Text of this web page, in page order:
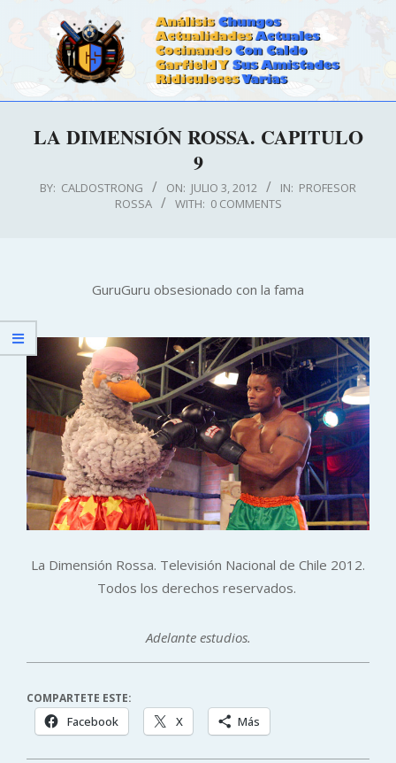
CALDOSTRONG.COM
NavigationLA DIMENSIÓN ROSSA. CAPITULO
9
BY: CALDOSTRONG ON: JULIO 3, 2012 IN: PROFESOR
ROSSA
WITH: 0 COMMENTS
GuruGuru obsesionado con la fama
La Dimensión Rossa. Televisión Nacional de Chile 2012.
Todos los derechos reservados.
Adelante estudios.
COMPARTETE ESTE:
Facebook X Más